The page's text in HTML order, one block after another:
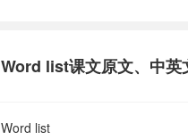
Word list课文原文、中英
Word list